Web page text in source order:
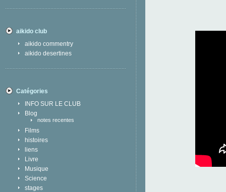
aikido club
aikido commentry
aikido desertines
Catégories
INFO SUR LE CLUB
Blog
notes recentes
Films
histoires
liens
Livre
Musique
Science
stages